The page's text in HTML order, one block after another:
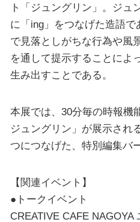
ト「ジュングリン」。ジュ
に「ing」をつなげた造語
で見落としがちな行為や風
を通して提示することによ
生み出すことである。
本展では、30分毎の時報機
ジュングリン」が展示され
つにつなげた、特別編集バ
【関連イベント】
●トークイベント
CREATIVE CAFE